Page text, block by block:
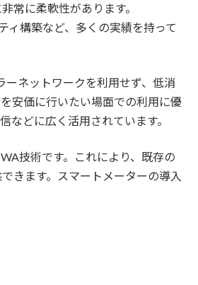
常に柔軟性があります。
ィ構築など、多くの実績を持って
ーネットワークを利用せず、低消
安価に行いたい場面での利用に優
などに広く活用されています。
技術です。これにより、既存の
きます。スマートメーターの導入